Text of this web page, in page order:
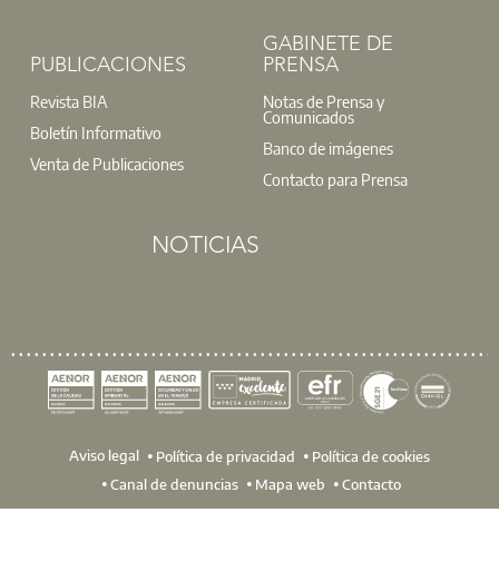
PUBLICACIONES
Revista BIA
Boletín Informativo
Venta de Publicaciones
GABINETE DE
PRENSA
Notas de Prensa y
Comunicados
Banco de imágenes
Contacto para Prensa
NOTICIAS
Aviso legal Política de privacidad
Política de cookies
Canal de denuncias
Mapa web Contacto